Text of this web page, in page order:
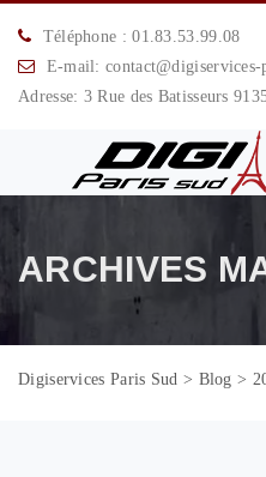
Téléphone : 01.83.53.99.08
E-mail:
Adresse: 3 Rue des Batisseurs
ARCHIVES
Digiservices Paris Sud > Blog >